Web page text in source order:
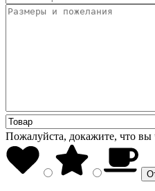
Пожалуйста, докажите, что вы